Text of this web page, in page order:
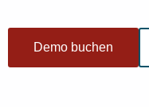
Demo buchen